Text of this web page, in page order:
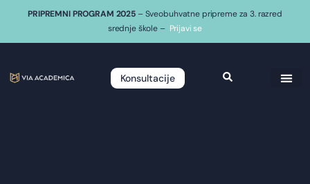
PRIPREMNI PROGRAM 2025 – Sveobuhvatne pripreme za 3. razred
srednje škole – Prijavi se
Konsultacije